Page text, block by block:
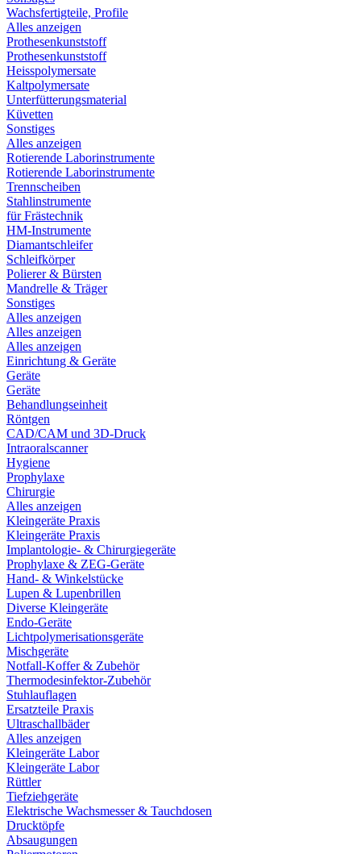
Wachsfertigteile, Profile
Alles anzeigen
Prothesenkunststoff
Prothesenkunststoff
Heisspolymersate
Kaltpolymersate
Unterfütterungsmaterial
Küvetten
Sonstiges
Alles anzeigen
Rotierende Laborinstrumente
Rotierende Laborinstrumente
Trennscheiben
Stahlinstrumente
für Frästechnik
HM-Instrumente
Diamantschleifer
Schleifkörper
Polierer & Bürsten
Mandrelle & Träger
Sonstiges
Alles anzeigen
Alles anzeigen
Alles anzeigen
Einrichtung & Geräte
Geräte
Geräte
Behandlungseinheit
Röntgen
CAD/CAM und 3D-Druck
Intraoralscanner
Hygiene
Prophylaxe
Chirurgie
Alles anzeigen
Kleingeräte Praxis
Kleingeräte Praxis
Implantologie- & Chirurgiegeräte
Prophylaxe & ZEG-Geräte
Hand- & Winkelstücke
Lupen & Lupenbrillen
Diverse Kleingeräte
Endo-Geräte
Lichtpolymerisationsgeräte
Mischgeräte
Notfall-Koffer & Zubehör
Thermodesinfektor-Zubehör
Stuhlauflagen
Ersatzteile Praxis
Ultraschallbäder
Alles anzeigen
Kleingeräte Labor
Kleingeräte Labor
Rüttler
Tiefziehgeräte
Elektrische Wachsmesser & Tauchdosen
Drucktöpfe
Absaugungen